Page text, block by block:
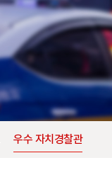
우수 자치경찰관